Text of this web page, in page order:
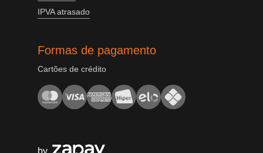
IPVA atrasado
Formas de pagamento
Cartões de crédito
by